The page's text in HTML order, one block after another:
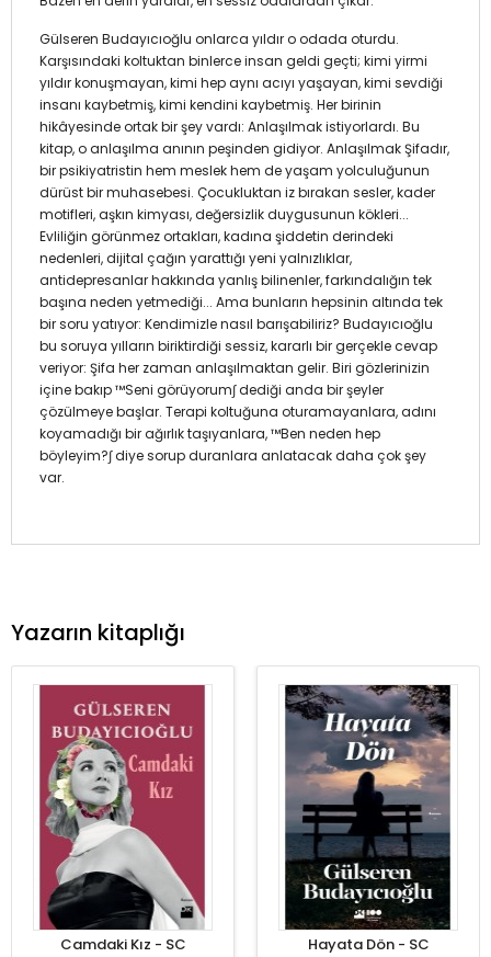
Gülseren Budayıcıoğlu onlarca yıldır o odada oturdu.
Karşısındaki koltuktan binlerce insan geldi geçti; kimi yirmi
yıldır konuşmayan, kimi hep aynı acıyı yaşayan, kimi sevdiği
insanı kaybetmiş, kimi kendini kaybetmiş. Her birinin
hikâyesinde ortak bir şey vardı: Anlaşılmak istiyorlardı. Bu
kitap, o anlaşılma anının peşinden gidiyor. Anlaşılmak Şifadır,
bir psikiyatristin hem meslek hem de yaşam yolculuğunun
dürüst bir muhasebesi. Çocukluktan iz bırakan sesler, kader
motifleri, aşkın kimyası, değersizlik duygusunun kökleri...
Evliliğin görünmez ortakları, kadına şiddetin derindeki
nedenleri, dijital çağın yarattığı yeni yalnızlıklar,
antidepresanlar hakkında yanlış bilinenler, farkındalığın tek
başına neden yetmediği... Ama bunların hepsinin altında tek
bir soru yatıyor: Kendimizle nasıl barışabiliriz? Budayıcıoğlu
bu soruya yılların biriktirdiği sessiz, kararlı bir gerçekle cevap
veriyor: Şifa her zaman anlaşılmaktan gelir. Biri gözlerinizin
içine bakıp ™Seni görüyorum∫ dediği anda bir şeyler
çözülmeye başlar. Terapi koltuğuna oturamayanlara, adını
koyamadığı bir ağırlık taşıyanlara, ™Ben neden hep
böyleyim?∫ diye sorup duranlara anlatacak daha çok şey
var.
Yazarın kitaplığı
Camdaki Kız - SC Hayata Dön - SC